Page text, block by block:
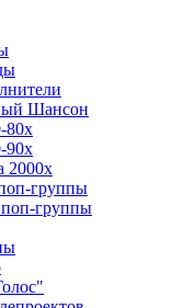
Шансон
80х
90х
2000х
группы
группы